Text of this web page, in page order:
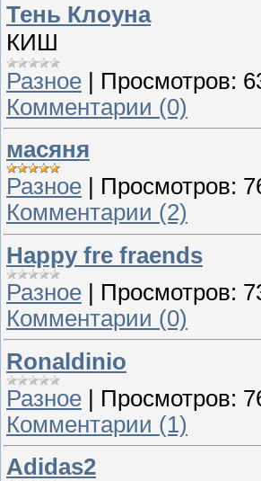
Тень Клоуна
КИШ
Разное | Просмотров:
Комментарии (0)
масяня
Разное
Просмотров:
Комментарии (2)
Happy fre fraends
Разное
Просмотров:
Комментарии (0)
Ronaldinio
Разное | Просмотров:
Комментарии (1)
Adidas2